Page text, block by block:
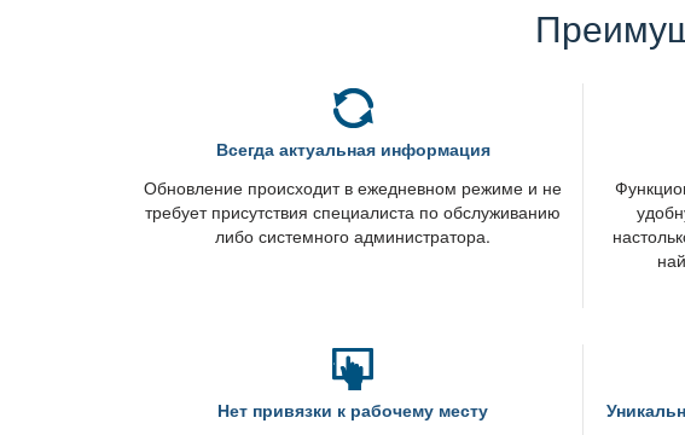
сегда актуальная информация
Обновление происходит в ежедневном режиме и не
требует присутствия специалиста по обслуживанию
либо системного администратора.
Нет привязки к рабочему месту